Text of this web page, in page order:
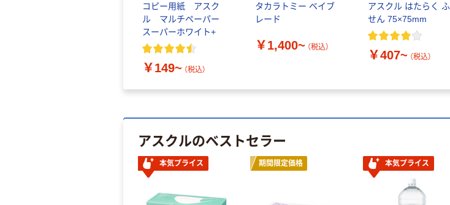
コピー用紙 アスク
ル マルチペーパー
スーパーホワイト+
￥149~ （税込）
タカラトミー ベイブ
レード
￥1,400~ （税込）
アスクル はたらく ふ
せん 75×75mm
￥407~ （税込）
アスクルのベストセラー
本気プライス 期間限定価格 本気プライス